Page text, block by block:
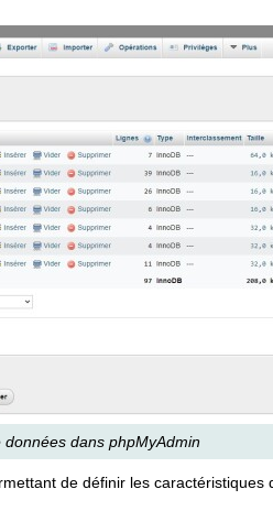
dans phpMyAdmin
de définir les caractéristiques